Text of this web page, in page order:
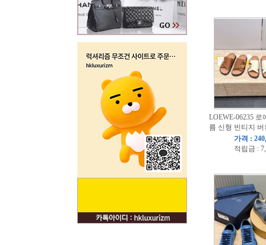
LOEWE-06235
름 신형 빈티지
가격 :
적립금 :